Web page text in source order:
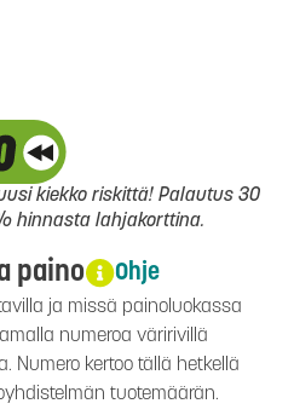
kiekko riskittä! Palautus 30
hinnasta lahjakorttina.
paino Ohje
ja missä painoluokassa
numeroa väririvillä
Numero kertoo tällä hetkellä
tuotemäärän.